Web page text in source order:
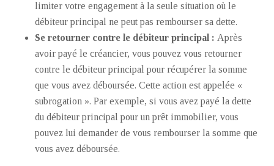
limiter votre engagement à la seule situation où le
débiteur principal ne peut pas rembourser sa dette.
Se retourner contre le débiteur principal : Après
avoir payé le créancier, vous pouvez vous retourner
contre le débiteur principal pour récupérer la somme
que vous avez déboursée. Cette action est appelée «
subrogation ». Par exemple, si vous avez payé la dette
du débiteur principal pour un prêt immobilier, vous
pouvez lui demander de vous rembourser la somme que
vous avez déboursée.